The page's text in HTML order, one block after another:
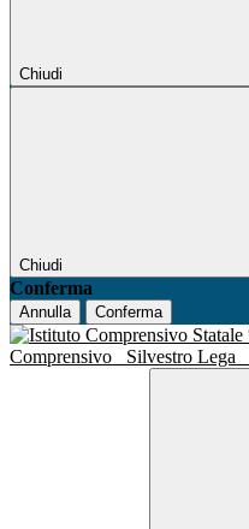
Chiudi
Chiudi
Conferma
Annulla Conferma
Comprensivo
Silvestro Lega